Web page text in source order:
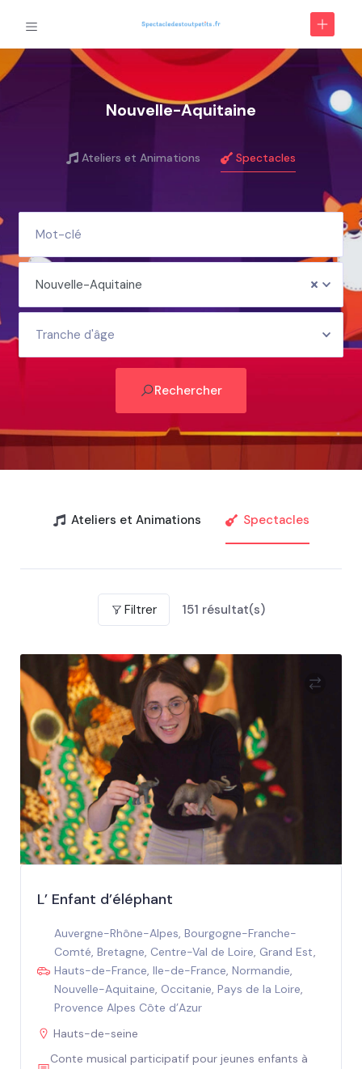
Nouvelle-Aquitaine
Ateliers et Animations Spectacles
Nouvelle-Aquitaine
Tranche d'âge
Rechercher
Ateliers et Animations Spectacles
Filtrer 151 résultat(s)
L’ Enfant d’éléphant
Auvergne-Rhône-Alpes, Bourgogne-Franche-
Comté, Bretagne, Centre-Val de Loire, Grand Est,
Hauts-de-France, Ile-de-France, Normandie,
Nouvelle-Aquitaine, Occitanie, Pays de la Loire,
Provence Alpes Côte d’Azur
Hauts-de-seine
Conte musical participatif pour jeunes enfants à